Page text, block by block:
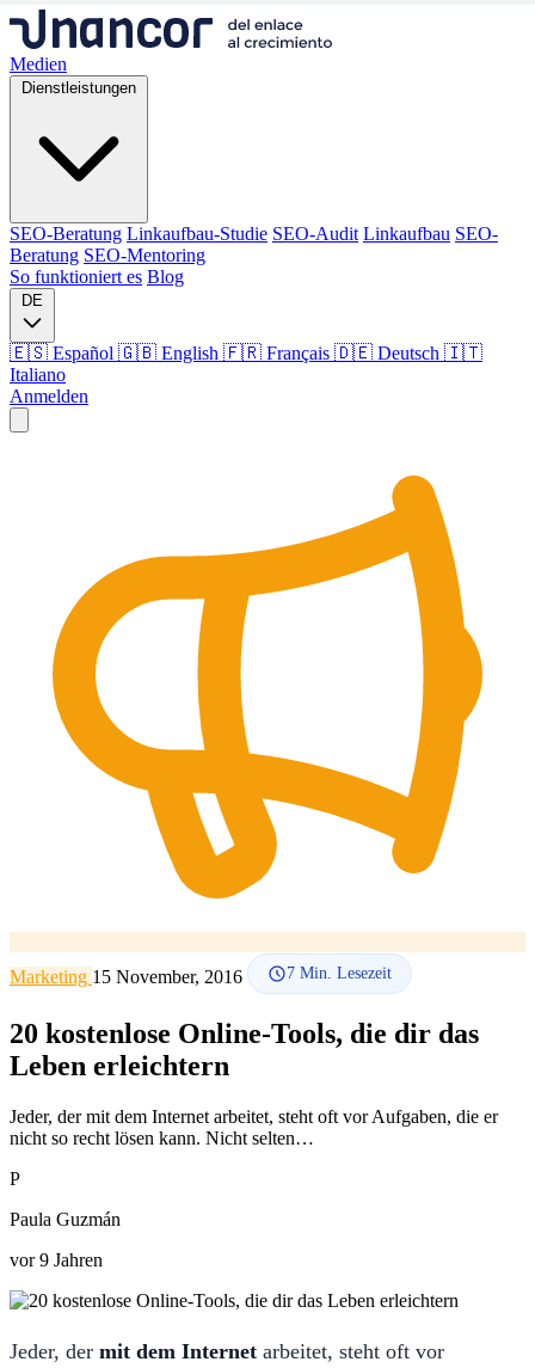
Medien
Dienstleistungen
SEO-Beratung Linkaufbau-Studie SEO-Audit Linkaufbau SEO-
Beratung SEO-Mentoring
So funktioniert es Blog
DE
🇪🇸 Español 🇬🇧 English 🇫🇷 Français 🇩🇪 Deutsch 🇮🇹
Italiano
Anmelden
SEO-Beratung Linkaufbau-Studie Linkaufbau
SEO-
Beratung
SEO-Mentoring
So funktioniert es
Sprache
🇪🇸 ES
🇬🇧 EN 🇫🇷 FR 🇩🇪 DE
Marketing 15 November, 2016 7 Min. Lesezeit
20 kostenlose Online-Tools, die dir das
Leben erleichtern
Jeder, der mit dem Internet arbeitet, steht oft vor Aufgaben, die er
nicht so recht lösen kann. Nicht selten…
P
Paula Guzmán
vor 9 Jahren
Jeder, der mit dem Internet arbeitet, steht oft vor